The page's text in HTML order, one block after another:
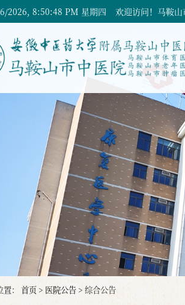
2026, 8:50:48 PM 星期四 欢迎访问！马鞍
： 首页> 医院公告> 综合公告